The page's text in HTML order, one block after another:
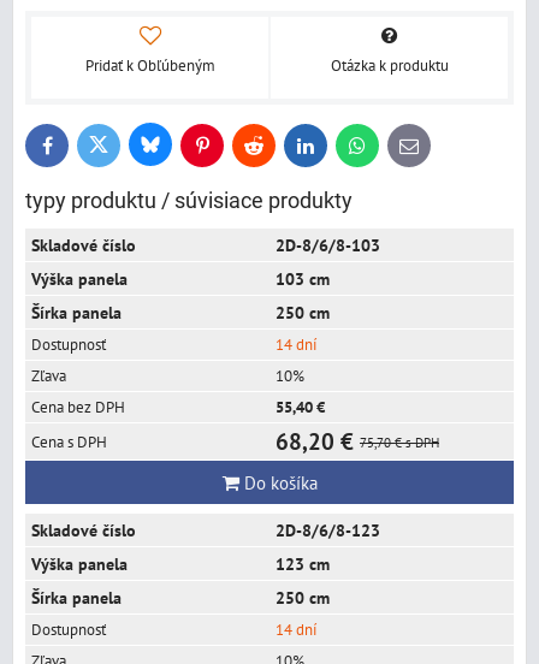
Pridať k Obľúbeným Otázka k produktu
FacebookTwitter BlueskyPinterestReddit LinkedInWhatsApp
E-
mail
typy produktu / súvisiace produkty
2D-8/6/8-103
103 cm
250 cm
14 dní
10%
55,40 €
68,20 € 75,70 € s DPH
Do košíka
2D-8/6/8-123
123 cm
250 cm
14 dní